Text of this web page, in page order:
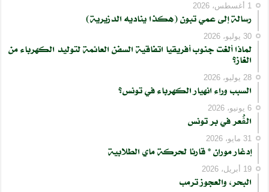
1 أغسطس، 2026
رسالة إلى عمي تبون (هكذا يناديه الدزيرية)
30 يوليو، 2026
لماذا ألغت جنوب أفريقيا اتفاقية السفن العائمة لتوليد الكهرباء من
الغاز؟
28 يوليو، 2026
السبب وراء انهيار الكهرباء في تونس؟
6 يونيو، 2026
الڨُعر في بر تونس
31 مايو، 2026
إدغار موران * قارئا لحركة ماي الطلابية
19 أبريل، 2026
البحر، والعجوز ترمب